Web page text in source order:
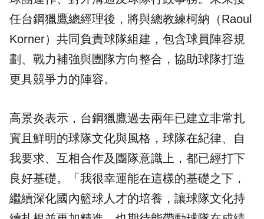
任台鋼獵鷹總經理後，將與總教練柯納（Raoul
Korner）共同負責球隊組建，包含球員陣容規
劃、戰力補強與團隊方向整合，協助球隊打造
更具競爭力的陣容。
高景炎表示，台鋼獵鷹過去兩年已建立非常扎
實且鮮明的球隊文化與風格，球隊在紀律、自
我要求、互相合作及團隊意識上，都已經打下
良好基礎。「我很幸運能在這樣的基礎之下，
繼續深化國內籃球人才的培養，讓球隊文化持